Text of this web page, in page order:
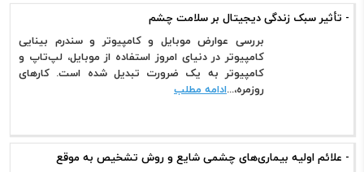
- تأثیر سبک زندگی دیجیتال بر سلامت چشم
بررسی عوارض موبایل و کامپیوتر و سندرم بینایی
کامپیوتر در دنیای امروز استفاده از موبایل، لپ‌تاپ و
کامپیوتر به یک ضرورت تبدیل شده است. کارهای
روزمره،...ادامه مطلب
- علائم اولیه بیماری‌های چشمی شایع و روش تشخیص به موقع